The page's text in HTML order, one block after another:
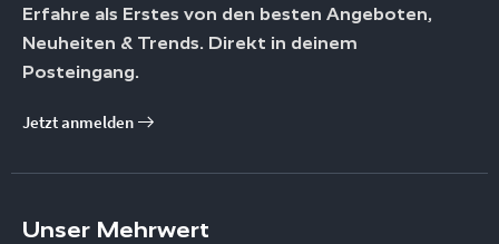
Erfahre als Erstes von den besten Angeboten,
Neuheiten & Trends. Direkt in deinem
Posteingang.
Jetzt anmelden
Unser Mehrwert